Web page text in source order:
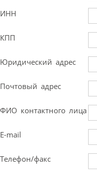
ИНН
КПП
Юридический адрес
Почтовый адрес
ФИО контактного лица
E-mail
Телефон/факс